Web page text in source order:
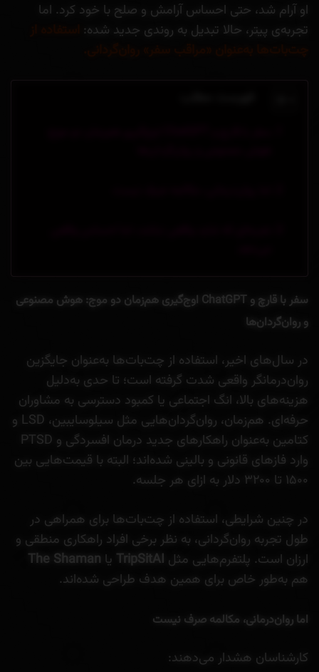
او آرام شد، حتی احساس آرامش و صلح با خود کرد. اما
تجربه‌ی پیتر، حالا تبدیل به روندی جدید شده:
سفر با قارچ و ChatGPT
اوج‌گیری هم‌زمان دو موج: هوش مصنوعی
و روان‌گردان‌ها
در سال‌های اخیر، استفاده از چت‌بات‌ها به‌عنوان جایگزین
روان‌درمانگر واقعی شدت گرفته است؛ تا حدی به‌دلیل
هزینه‌های بالا، انگ اجتماعی یا کمبود دسترسی به مشاوران
حرفه‌ای. هم‌زمان، روان‌گردان‌هایی مثل سیلوسایبین، LSD و
کتامین به‌عنوان راهکارهای جدید درمان افسردگی و PTSD
وارد فازهای قانونی و بالینی شده‌اند؛ البته با قیمت‌هایی بین
۱۵۰۰ تا ۳۲۰۰ دلار به ازای هر جلسه.
در چنین شرایطی، استفاده از چت‌بات‌ها برای همراهی در
طول تجربه روان‌گردانی، به نظر برخی افراد راهکاری منطقی و
ارزان است. پلتفرم‌هایی مثل TripSitAI یا The Shaman
هم به‌طور خاص برای همین هدف طراحی شده‌اند.
اما روان‌درمانی، مکالمه صرف نیست
کارشناسان هشدار می‌دهند: